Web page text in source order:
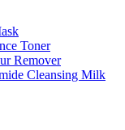
Toner
Remover
Cleansing Milk